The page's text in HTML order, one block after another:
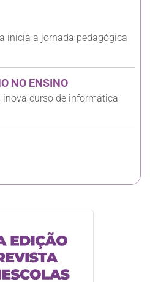
inicia a jornada pedagógica
NO ENSINO
curso de informática